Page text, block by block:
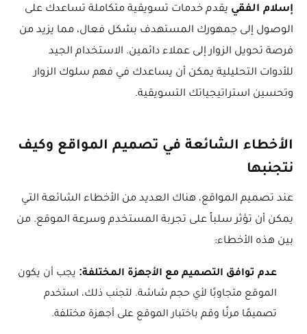
إسلام الفقي يقدم خدمات تسويقية متكاملة تساعدك على
الوصول إلى جمهورك المستهدف بشكل فعال، مما يزيد من
فرصة تحويل الزوار إلى عملاء دائمين. الاستخدام الجيد
للأدوات التحليلية يمكن أن يساعدك في فهم سلوك الزوار
وتحسين استراتيجياتك التسويقية.
الأخطاء الشائعة في تصميم المواقع وكيف
نتجنبها
عند تصميم المواقع، هناك العديد من الأخطاء الشائعة التي
يمكن أن تؤثر سلباً على تجربة المستخدم وسرعة الموقع. من
بين هذه الأخطاء:
عدم توافق التصميم مع الأجهزة المختلفة: يجب أن يكون
الموقع متجاوبًا لأي حجم شاشة. لتجنب ذلك، استخدم
تصميمًا مرنًا وقم باختبار الموقع على أجهزة مختلفة.